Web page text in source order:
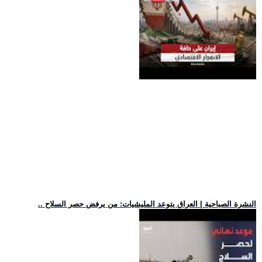
.. النشرة الصباحية | العراق يتوعد المليشيات: من يرفض حصر السلاح